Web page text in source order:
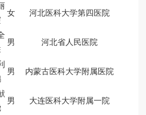
女 河北医科大学第四医院
男 河北省人民医院
男 内蒙古医科大学附属医院
男 大连医科大学附属一院